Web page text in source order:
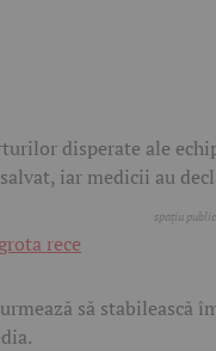
disperate ale
iar medicii au
să stabilească